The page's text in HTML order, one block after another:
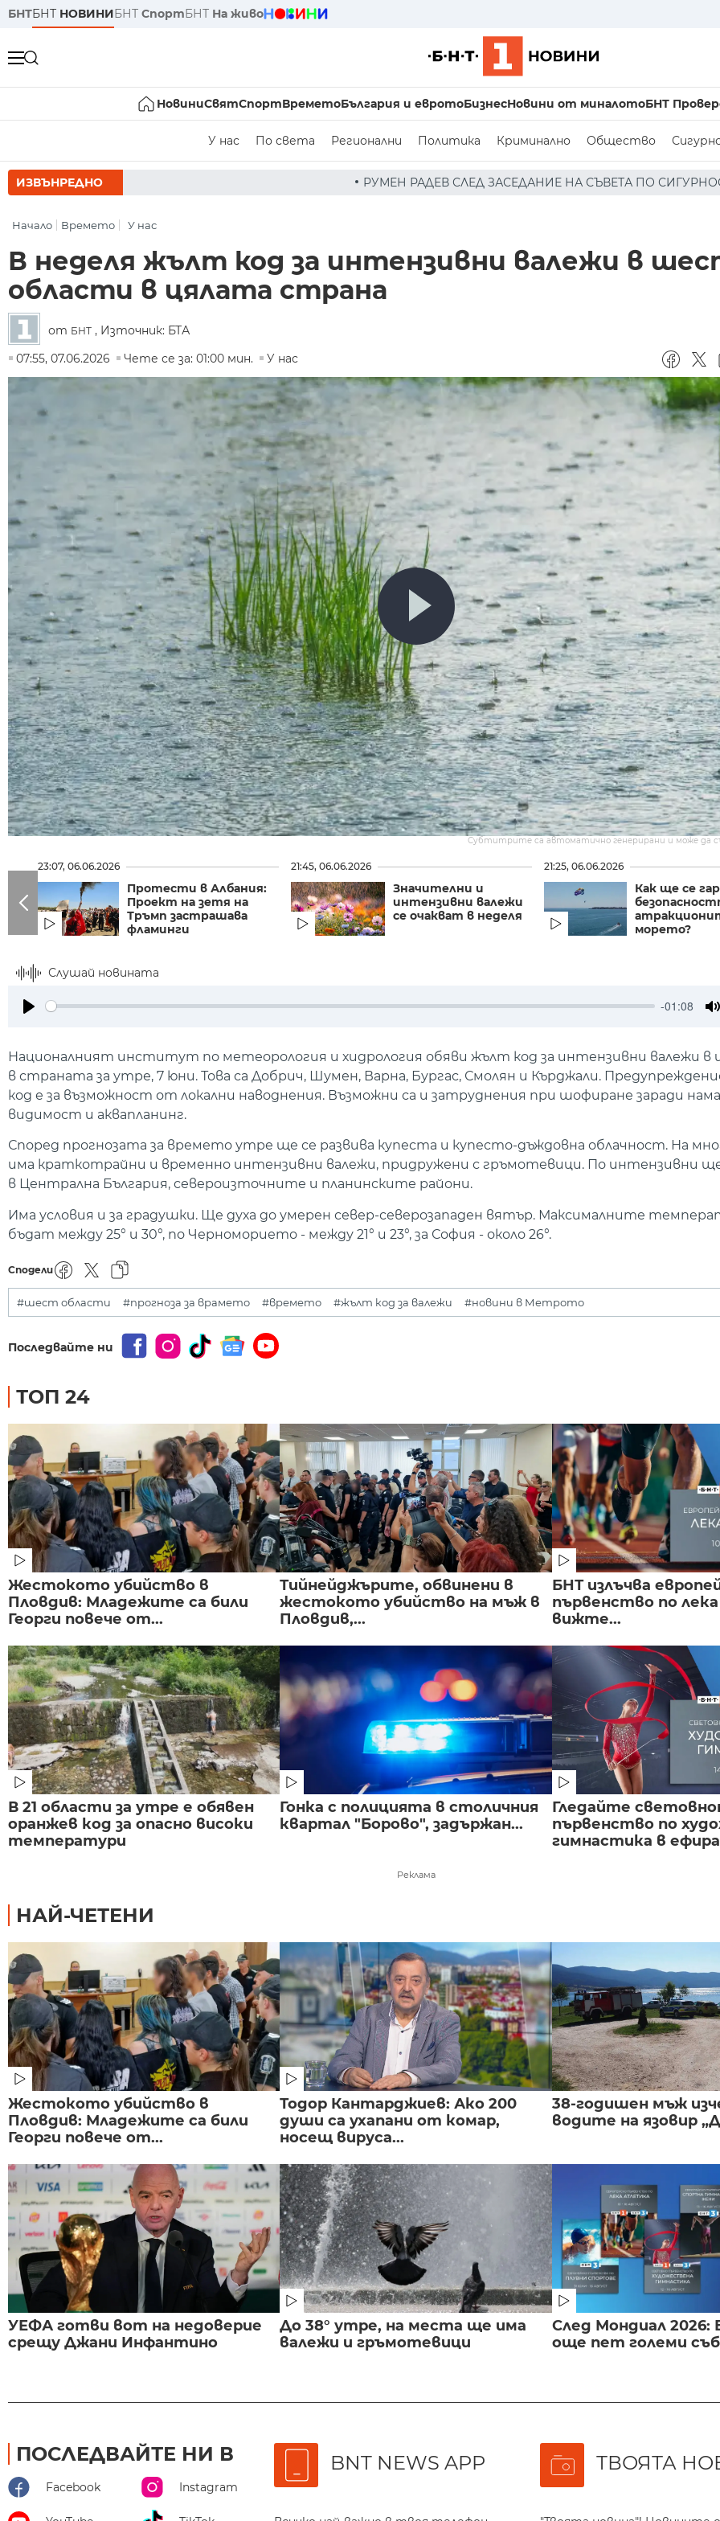
БНТБНТ НОВИНИБНТ СпортБНТ На живо
НовиниСвятСпортВреметоБългария и евротоБизнесНовини от миналотоБНТ
У нас По света Регионални Политика Криминално Общество
ИЗВЪНРЕДНО РУМЕН РАДЕВ СЛЕД ЗАСЕДАНИЕ НА СЪВЕТА ПО СИГУРНОСТТА: ДРОН Е НАХЛУЛ
Начало Времето У нас
В неделя жълт код за интензивни валежи в
области в цялата страна
от БНТ , Източник: БТА
07:55, 07.06.2026
Чете се за: 01:00 мин. У нас
Субтитрите са автоматично генерирани и може да
23:07, 06.06.2026
Протести в Албания:
Проект на зетя на
Тръмп застрашава
фламинги
21:45, 06.06.2026
Значителни и
интензивни валежи
се очакват в неделя
21:25, 06.06.2026
Как ще се
морето?
Слушай новината
-01:08
Националният институт по метеорология и хидрология обяви жълт код за интензивни валежи
в страната за утре, 7 юни. Това са Добрич, Шумен, Варна, Бургас, Смолян и Кърджали.
код е за възможност от локални наводнения. Възможни са и затруднения при шофиране заради
видимост и аквапланинг.
Според прогнозата за времето утре ще се развива купеста и купесто-дъждовна облачност. На
има краткотрайни и временно интензивни валежи, придружени с гръмотевици. По интензивни
в Централна България, североизточните и планинските райони.
Има условия и за градушки. Ще духа до умерен север-северозападен вятър. Максималните
бъдат между 25° и 30°, по Черноморието - между 21° и 23°, за София - около 26°.
Сподели
#шест области #прогноза за врамето #времето #жълт код за валежи #новини в Метрото
Последвайте ни
ТОП 24
Жестокото убийство в
Пловдив: Младежите са били
Георги повече от...
Тийнейджърите, обвинени в
жестокото убийство на мъж в
Пловдив,...
БНТ излъчва
първенство по
вижте...
В 21 области за утре е обявен
оранжев код за опасно високи
температури
Гонка с полицията в столичния
квартал "Борово", задържан...
Гледайте
първенство по
гимнастика в
Реклама
НАЙ-ЧЕТЕНИ
Жестокото убийство в
Пловдив: Младежите са били
Георги повече от...
Тодор Кантарджиев: Ако 200
души са ухапани от комар,
носещ вируса...
38-годишен мъж
водите на язовир
УЕФА готви вот на недоверие
срещу Джани Инфантино
До 38° утре, на места ще има
валежи и гръмотевици
След Мондиал 2026:
още пет големи
ПОСЛЕДВАЙТЕ НИ В
Facebook Instagram
BNT NEWS APP ТВОЯТА